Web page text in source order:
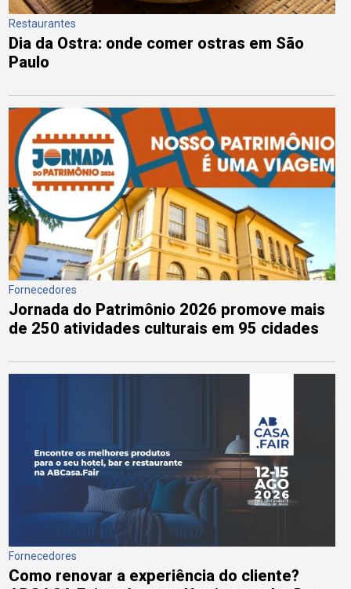
Restaurantes
Dia da Ostra: onde comer ostras em São
Paulo
Fornecedores
Jornada do Patrimônio 2026 promove mais
de 250 atividades culturais em 95 cidades
Fornecedores
Como renovar a experiência do cliente?